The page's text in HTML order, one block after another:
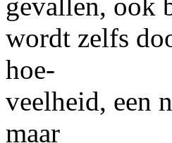
wordt zelfs
hoe-
veelheid, een
maar